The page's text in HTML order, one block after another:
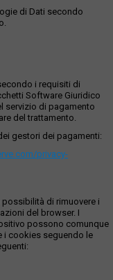
di Dati secondo
i requisiti di
Software Giuridico
servizio di pagamento
del trattamento.
gestori dei pagamenti:
privacy-
possibilità di rimuovere i
del browser. I
possono comunque
i cookies seguendo le